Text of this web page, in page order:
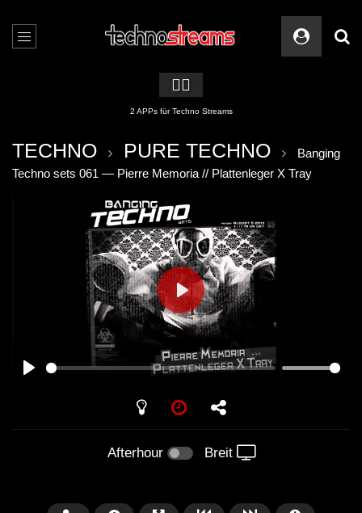
🏳️‍🌈
2 APPs für Techno Streams
TECHNO PURE TECHNO
Banging
Techno sets 061 — Pierre Memoria // Plattenleger X Tray
PLAY
Afterhour Breit